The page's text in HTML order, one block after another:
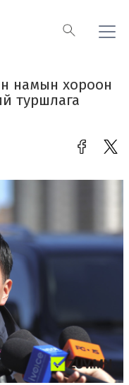
намын хороон
туршлага